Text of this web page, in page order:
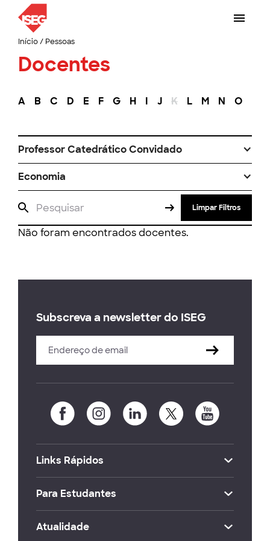
Início/ Pessoas
Docentes
A B C D E F G H I J K L M N O
Professor Catedrático Convidado
Economia
Limpar Filtros
Não foram encontrados docentes.
Subscreva a newsletter do ISEG
Links Rápidos
Para Estudantes
Atualidade